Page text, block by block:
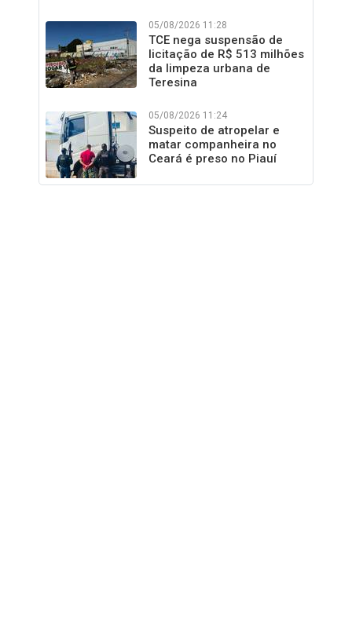
05/08/2026 11:28
TCE nega suspensão de
licitação de R$ 513 milhões
da limpeza urbana de
Teresina
05/08/2026 11:24
Suspeito de atropelar e
matar companheira no
Ceará é preso no Piauí